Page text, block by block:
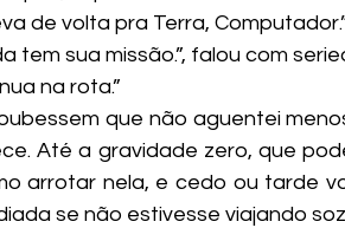
de volta pra Terra,
tem sua missão.”, falou com
na rota.”
Até a gravidade zero, que
arrotar nela, e cedo ou tarde
se não estivesse viajando